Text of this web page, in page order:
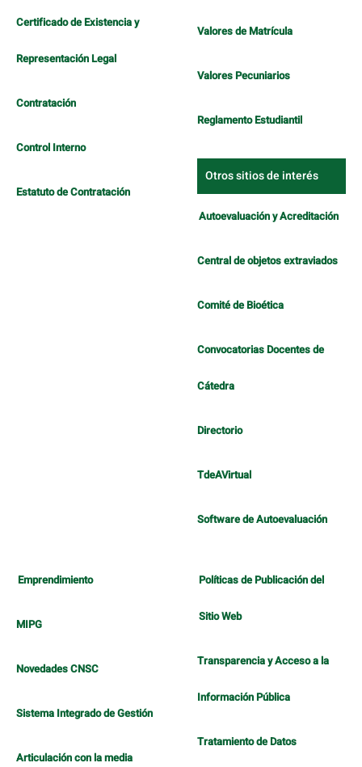
Certificado de Existencia y
Representación Legal
Contratación
Control Interno
Estatuto de Contratación
Valores de Matrícula
Valores Pecuniarios
Reglamento Estudiantil
Otros sitios de interés
Autoevaluación y Acreditación
Central de objetos extraviados
Comité de Bioética
Convocatorias Docentes de
Cátedra
Directorio
TdeAVirtual
Software de Autoevaluación
Emprendimiento
MIPG
Novedades CNSC
Sistema Integrado de Gestión
Articulación con la media
Políticas de Publicación del
Sitio Web
Transparencia y Acceso a la
Información Pública
Tratamiento de Datos